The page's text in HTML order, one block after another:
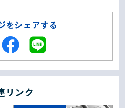
をシェアする
リンク